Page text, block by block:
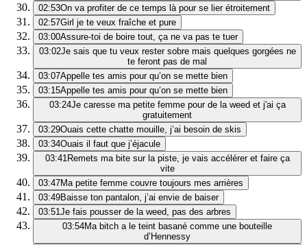
02:53On va profiter de ce temps là pour se lier étroitement
02:57Girl je te veux fraîche et pure
03:00Assure-toi de boire tout, ça ne va pas te tuer
03:02Je sais que tu veux rester sobre mais quelques gorgées ne
te feront pas de mal
03:07Appelle tes amis pour qu’on se mette bien
03:15Appelle tes amis pour qu’on se mette bien
03:24Je caresse ma petite femme pour de la weed et j'ai ça
gratuitement
03:29Ouais cette chatte mouille, j’ai besoin de skis
03:34Ouais il faut que j’éjacule
03:41Remets ma bite sur la piste, je vais accélérer et faire ça
vite
03:47Ma petite femme couvre toujours mes arrières
03:49Baisse ton pantalon, j’ai envie de baiser
03:51Je fais pousser de la weed, pas des arbres
03:54Ma bitch a le teint basané comme une bouteille
d’Hennessy